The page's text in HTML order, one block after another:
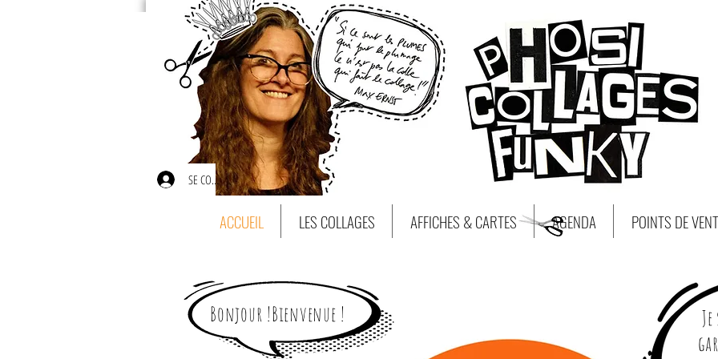
SE CONNECTER
ACCUEIL LES COLLAGES AFFICHES & CARTES AGENDA POINTS DE
Bonjour !Bienvenue !